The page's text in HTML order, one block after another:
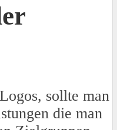
sollte man
die man